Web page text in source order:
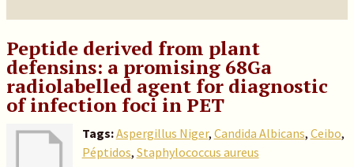
Peptide derived from plant
defensins: a promising 68Ga
radiolabelled agent for diagnostic
of infection foci in PET
Tags:Aspergillus Niger, Candida Albicans, Ceibo,
Péptidos, Staphylococcus aureus